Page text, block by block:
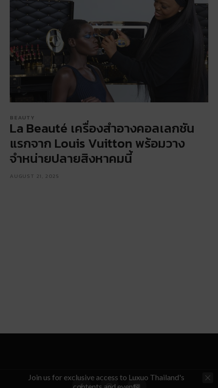
BEAUTY
La Beauté เครื่องสำอางคอลเลกชัน
แรกจาก Louis Vuitton พร้อมวาง
จำหน่ายปลายสิงหาคมนี้
AUGUST 21, 2025
Join us for exclusive access to Luxuo Thailand's